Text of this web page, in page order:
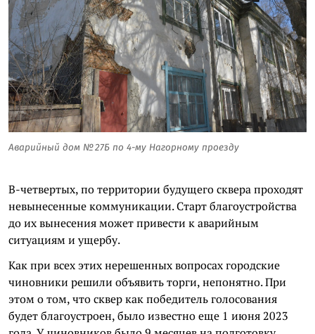
Аварийный дом № 27Б по 4-му Нагорному проезду
В-четвертых, по территории будущего сквера проходят
невынесенные коммуникации. Старт благоустройства
до их вынесения может привести к аварийным
ситуациям и ущербу.
Как при всех этих нерешенных вопросах городские
чиновники решили объявить торги, непонятно. При
этом о том, что сквер как победитель голосования
будет благоустроен, было известно еще 1 июня 2023